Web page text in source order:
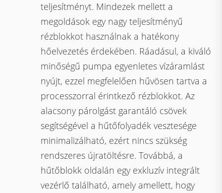
teljesítményt. Mindezek mellett a
megoldások egy nagy teljesítményű
rézblokkot használnak a hatékony
hőelvezetés érdekében. Ráadásul, a kiváló
minőségű pumpa egyenletes vízáramlást
nyújt, ezzel megfelelően hűvösen tartva a
processzorral érintkező rézblokkot. Az
alacsony párolgást garantáló csövek
segítségével a hűtőfolyadék vesztesége
minimalizálható, ezért nincs szükség
rendszeres újratöltésre. Továbbá, a
hűtőblokk oldalán egy exkluzív integrált
vezérlő található, amely amellett, hogy